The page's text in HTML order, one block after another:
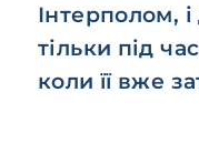
Інтерполом,
тільки під
коли її вже